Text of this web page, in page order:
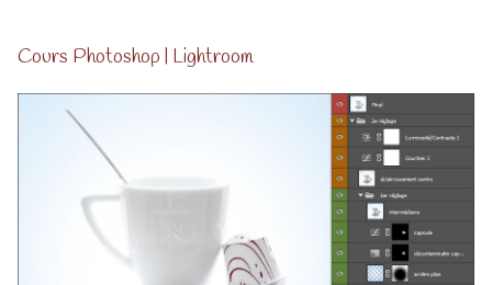
Cours Photoshop | Lightroom